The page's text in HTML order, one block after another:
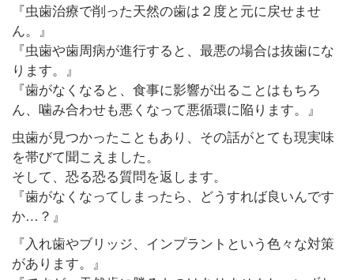
『虫歯治療で削った天然の歯は２度と元に戻せませ
ん。 』
『虫歯や歯周病が進行すると、最悪の場合は抜歯にな
ります。』
『歯がなくなると、食事に影響が出ることはもちろ
ん、噛み合わせも悪くなって悪循環に陥ります。』
虫歯が見つかったこともあり、その話がとても現実味
を帯びて聞こえました。
そして、恐る恐る質問を返します。
『歯がなくなってしまったら、どうすれば良いんです
か…？』
『入れ歯やブリッジ、インプラントという色々な対策
があります。』